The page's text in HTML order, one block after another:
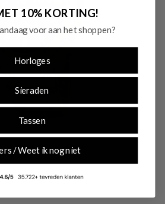
SALE10
10% KORTING!
voor aan het shoppen?
Horloges
Sieraden
Tassen
/ Weet ik nog niet